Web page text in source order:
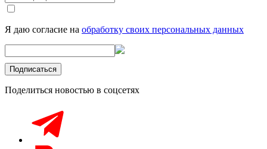
Я даю согласие на обработку своих персональных данных
Поделиться новостью в соцсетях